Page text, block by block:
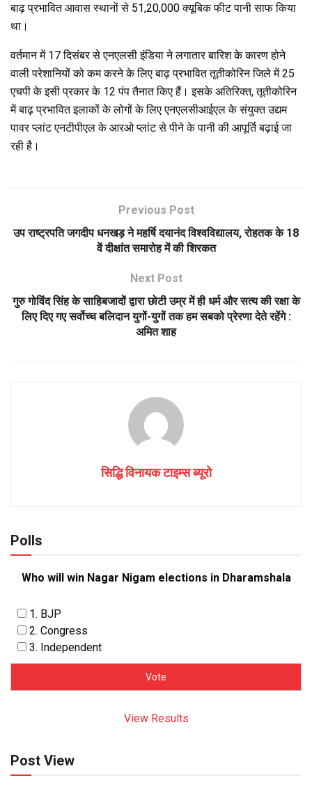
बाढ़ प्रभावित आवास स्थानों से 51,20,000 क्यूबिक फीट पानी साफ किया
था।
वर्तमान में 17 दिसंबर से एनएलसी इंडिया ने लगातार बारिश के कारण होने
वाली परेशानियों को कम करने के लिए बाढ़ प्रभावित तूतीकोरिन जिले में 25
एचपी के इसी प्रकार के 12 पंप तैनात किए हैं। इसके अतिरिक्त, तूतीकोरिन
में बाढ़ प्रभावित इलाकों के लोगों के लिए एनएलसीआईएल के संयुक्त उद्यम
पावर प्लांट एनटीपीएल के आरओ प्लांट से पीने के पानी की आपूर्ति बढ़ाई जा
रही है।
Previous Post
उप राष्ट्रपति जगदीप धनखड़ ने महर्षि दयानंद विश्वविद्यालय, रोहतक के 18
वें दीक्षांत समारोह में की शिरकत
Next Post
गुरु गोविंद सिंह के साहिबजादों द्वारा छोटी उम्र में ही धर्म और सत्य की रक्षा के
लिए दिए गए सर्वोच्च बलिदान युगों-युगों तक हम सबको प्रेरणा देते रहेंगे :
अमित शाह
सिद्धि विनायक टाइम्स ब्यूरो
Polls
Who will win Nagar Nigam elections in Dharamshala
1. BJP
2. Congress
3. Independent
View Results
Post View